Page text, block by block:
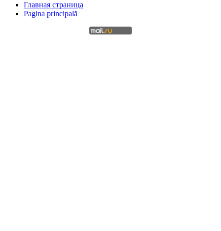
Главная страница
Pagina principală